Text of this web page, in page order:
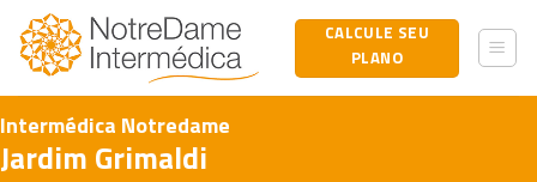
Skip
content
CALCULE SEU
PLANO
Intermédica Notredame
Jardim Grimaldi